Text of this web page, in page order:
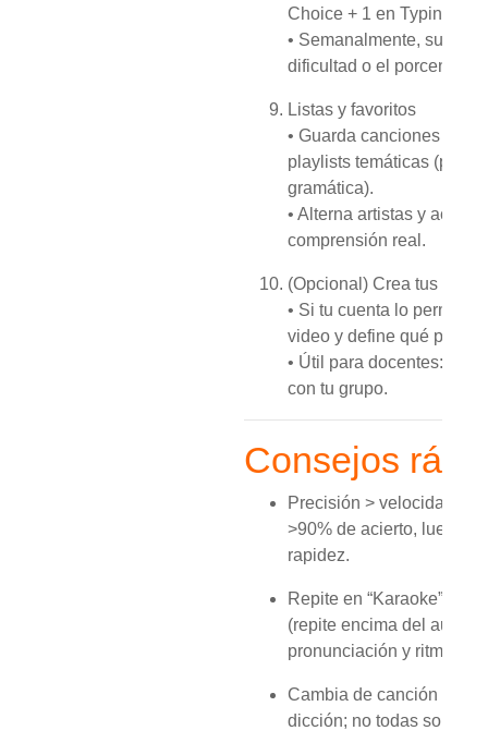
Choice + 1 en Typing.
• Semanalmente, sube
dificultad o el porcentaje
Listas y favoritos
• Guarda canciones
playlists temáticas (por
gramática).
• Alterna artistas y
comprensión real.
(Opcional) Crea tus
• Si tu cuenta lo permite,
video y define qué
• Útil para docentes:
con tu grupo.
Consejos
Precisión > velocidad:
>90% de acierto, luego
rapidez.
Repite en “Karaoke”: haz
(repite encima del audio)
pronunciación y ritmo.
Cambia de canción si no
dicción; no todas son